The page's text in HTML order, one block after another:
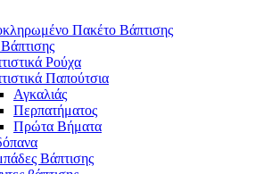
Πακέτο Βάπτισης
Ρούχα
Παπούτσια
Αγκαλιάς
Περπατήματος
Πρώτα Βήματα
Βάπτισης